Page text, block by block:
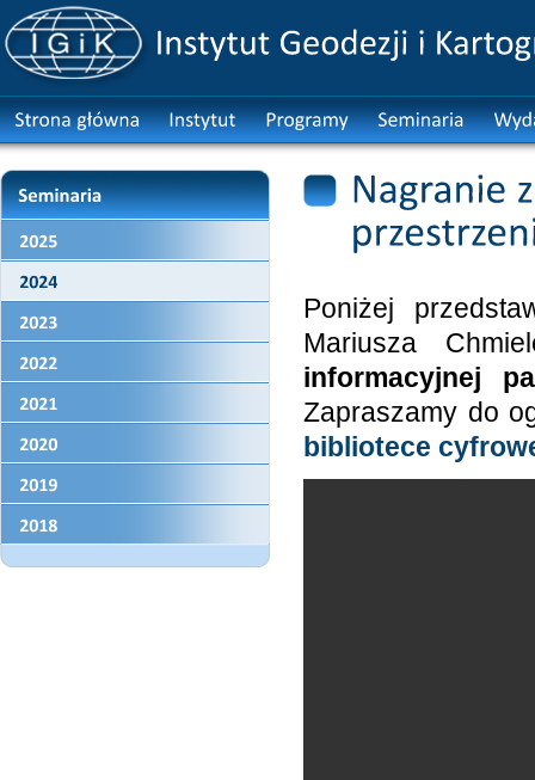
Poniżej
Mariusza
informacyjnej
Zapraszamy do
bibliotece